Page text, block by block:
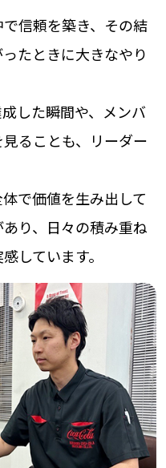
信頼を築き、その結
たときに大きなやり
した瞬間や、メンバ
ることも、リーダー
で価値を生み出して
り、日々の積み重ね
しています。